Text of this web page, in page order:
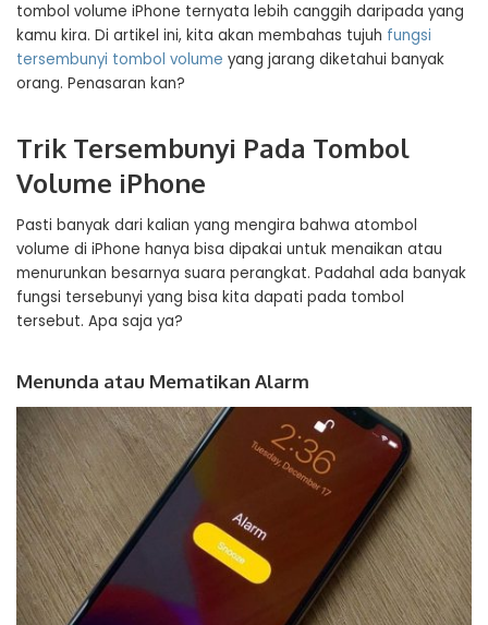
tombol volume iPhone ternyata lebih canggih daripada yang
kamu kira. Di artikel ini, kita akan membahas tujuh fungsi
tersembunyi tombol volume yang jarang diketahui banyak
orang. Penasaran kan?
Trik Tersembunyi Pada Tombol
Volume iPhone
Pasti banyak dari kalian yang mengira bahwa atombol
volume di iPhone hanya bisa dipakai untuk menaikan atau
menurunkan besarnya suara perangkat. Padahal ada banyak
fungsi tersebunyi yang bisa kita dapati pada tombol
tersebut. Apa saja ya?
Menunda atau Mematikan Alarm